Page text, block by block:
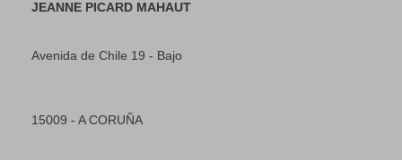
JEANNE PICARD MAHAUT
Avenida de Chile 19 - Bajo
15009 - A CORUÑA